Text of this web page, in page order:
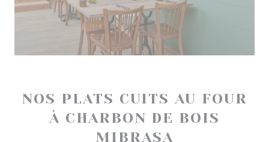
NOS PLATS CUITS AU FOUR
À CHARBON DE BOIS
MIBRASA